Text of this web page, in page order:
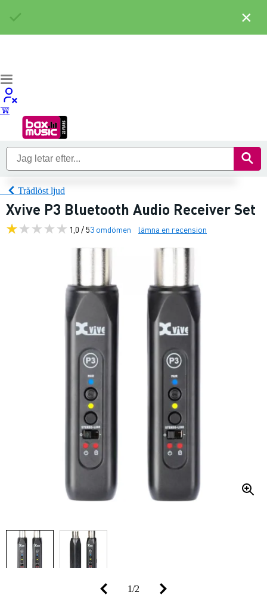
Trådlöst ljud
Xvive P3 Bluetooth Audio Receiver Set
1,0 / 53 omdömen lämna en recension
1/2
×